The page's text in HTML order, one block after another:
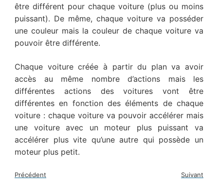
être différent pour chaque voiture (plus ou moins
puissant). De même, chaque voiture va posséder
une couleur mais la couleur de chaque voiture va
pouvoir être différente.
Chaque voiture créée à partir du plan va avoir
accès au même nombre d’actions mais les
différentes actions des voitures vont être
différentes en fonction des éléments de chaque
voiture : chaque voiture va pouvoir accélérer mais
une voiture avec un moteur plus puissant va
accélérer plus vite qu’une autre qui possède un
moteur plus petit.
Précédent Suivant